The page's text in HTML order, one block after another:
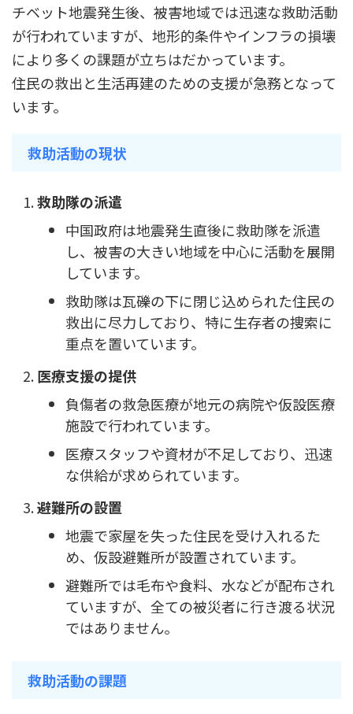
チベット地震発生後、被害地域では迅速な救助活動
が行われていますが、地形的条件やインフラの損壊
により多くの課題が立ちはだかっています。
住民の救出と生活再建のための支援が急務となって
います。
救助活動の現状
救助隊の派遣
中国政府は地震発生直後に救助隊を派遣
し、被害の大きい地域を中心に活動を展開
しています。
救助隊は瓦礫の下に閉じ込められた住民の
救出に尽力しており、特に生存者の捜索に
重点を置いています。
医療支援の提供
負傷者の救急医療が地元の病院や仮設医療
施設で行われています。
医療スタッフや資材が不足しており、迅速
な供給が求められています。
避難所の設置
地震で家屋を失った住民を受け入れるた
め、仮設避難所が設置されています。
避難所では毛布や食料、水などが配布され
ていますが、全ての被災者に行き渡る状況
ではありません。
救助活動の課題